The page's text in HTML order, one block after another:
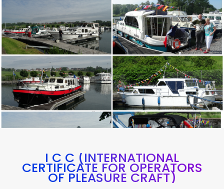
I C C (INTERNATIONAL
CERTIFICATE FOR OPERATORS
OF PLEASURE CRAFT)